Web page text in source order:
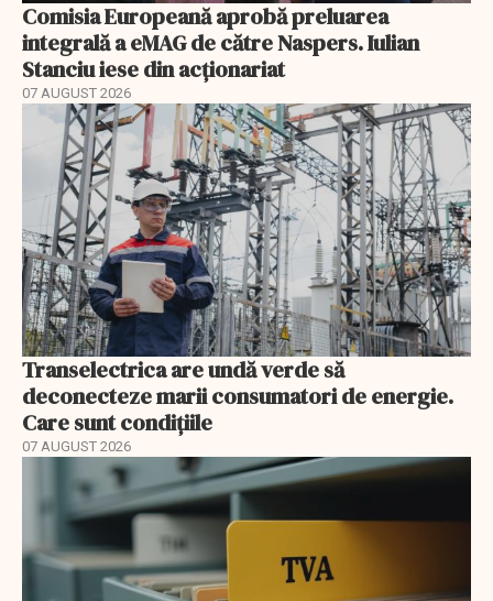
Comisia Europeană aprobă preluarea
integrală a eMAG de către Naspers. Iulian
Stanciu iese din acționariat
07 AUGUST 2026
Transelectrica are undă verde să
deconecteze marii consumatori de energie.
Care sunt condițiile
07 AUGUST 2026